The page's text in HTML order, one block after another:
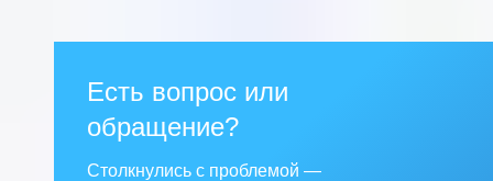
Есть вопрос или
обращение?
Столкнулись с проблемой —